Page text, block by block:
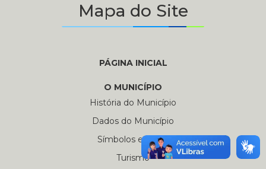
Mapa do Site
PÁGINA INICIAL
O MUNICÍPIO
História do Município
Dados do Município
Símbolos e Hinos
Turismo